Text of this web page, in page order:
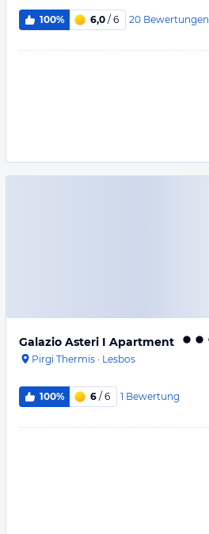
100% 6,0 / 6 20 Bewertungen
Galazio Asteri I Apartment
Pirgi Thermis · Lesbos
100% 6 / 6 1 Bewertung